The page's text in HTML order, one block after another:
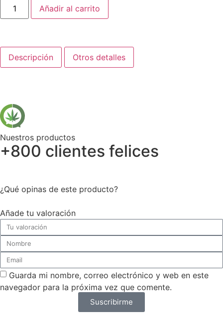
Añadir al carrito
Descripción Otros detalles
Nuestros productos
+800 clientes felices
¿Qué opinas de este producto?
Añade tu valoración
Guarda mi nombre, correo electrónico y web en este
navegador para la próxima vez que comente.
Suscribirme